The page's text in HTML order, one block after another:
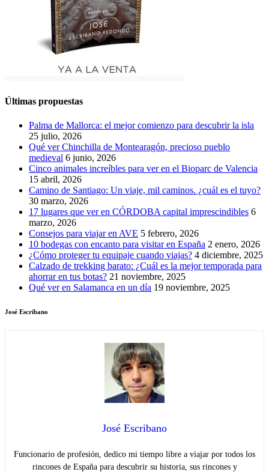
Últimas propuestas
Palma de Mallorca: el mejor comienzo para descubrir la isla
25 julio, 2026
Qué ver Chinchilla de Montearagón, precioso pueblo
medieval 6 junio, 2026
Cinco animales increíbles para ver en el Bioparc de Valencia
15 abril, 2026
Camino de Santiago: Un viaje, mil caminos. ¿cuál es el tuyo?
30 marzo, 2026
17 lugares que ver en CÓRDOBA capital imprescindibles 6
marzo, 2026
Consejos para viajar en AVE 5 febrero, 2026
10 bodegas con encanto para visitar en España 2 enero, 2026
¿Cómo proteger tu equipaje cuando viajas? 4 diciembre, 2025
Calzado de trekking barato: ¿Cuál es la mejor temporada para
ahorrar en tus botas? 21 noviembre, 2025
Qué ver en Salamanca en un día 19 noviembre, 2025
José Escribano
José Escribano
Funcionario de profesión, dedico mi tiempo libre a viajar por todos los
rincones de España para descubrir su historia, sus rincones y